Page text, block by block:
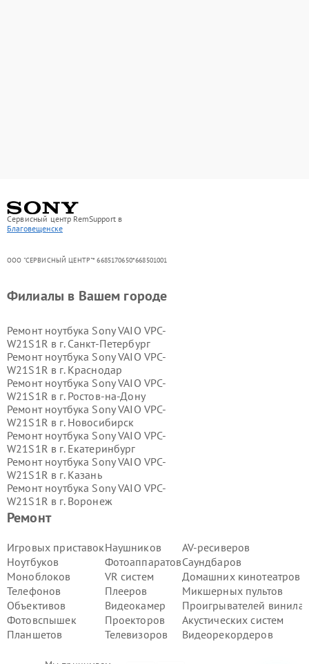
Сервисный центр RemSupport в
Благовещенске
ООО "СЕРВИСНЫЙ ЦЕНТР"* 6685170650*668501001
Ремонт
Игровых приставок
Ноутбуков
Моноблоков
Телефонов
Объективов
Фотовспышек
Планшетов
Наушников
Фотоаппаратов
VR систем
Плееров
Видеокамер
Проекторов
Телевизоров
AV-ресиверов
Саундбаров
Домашних кинотеатров
Микшерных пультов
Проигрывателей винила
Акустических систем
Видеорекордеров
Филиалы в Вашем городе
Ремонт ноутбука Sony VAIO VPC-
W21S1R в г. Санкт-Петербург
Ремонт ноутбука Sony VAIO VPC-
W21S1R в г. Краснодар
Ремонт ноутбука Sony VAIO VPC-
W21S1R в г. Ростов-на-Дону
Ремонт ноутбука Sony VAIO VPC-
W21S1R в г. Новосибирск
Ремонт ноутбука Sony VAIO VPC-
W21S1R в г. Екатеринбург
Ремонт ноутбука Sony VAIO VPC-
W21S1R в г. Казань
Ремонт ноутбука Sony VAIO VPC-
W21S1R в г. Воронеж
Ремонт ноутбука Sony VAIO VPC-
W21S1R в г.
W21S1R в г.Самара
Ремонт ноутбука Sony VAIO VPC-
W21S1R в г.Пермь
Ремонт ноутбука Sony VAIO VPC-
W21S1R в г.
Красноярск
Ремонт ноутбука Sony VAIO VPC-
W21S1R в г.
Ремонт ноутбука Sony VAIO VPC-
W21S1R в г.